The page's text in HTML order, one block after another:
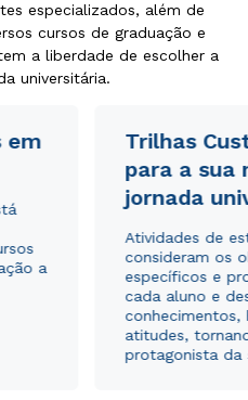
especializados, além de
cursos de graduação e
a liberdade de escolher a
universitária.
em
a
Trilhas
para a sua
jornada
Atividades de
consideram os
específicos e
cada aluno e
conhecimentos,
atitudes,
protagonista da